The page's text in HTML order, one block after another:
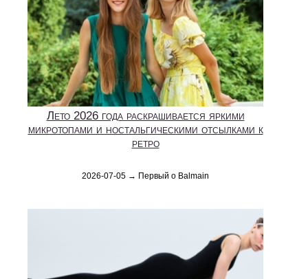
Лето 2026 года раскрашивается яркими
микротопами и ностальгическими отсылками к
ретро
2026-07-05 → Первый о Balmain